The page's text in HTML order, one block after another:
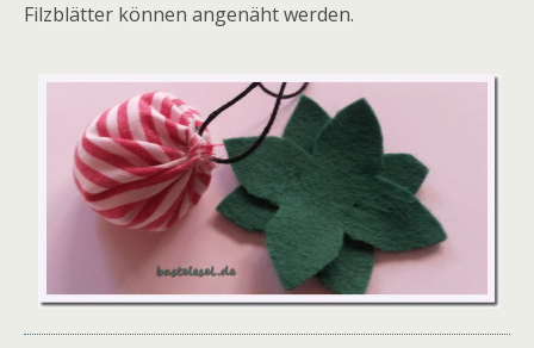
Filzblätter können angenäht werden.